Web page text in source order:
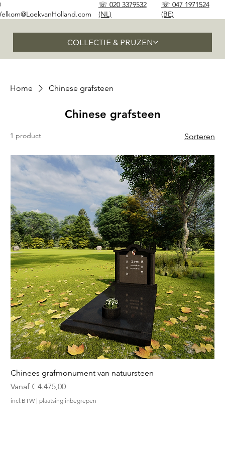
COLLECTIE & PRIJZEN
☏ 020 3379532
(NL)
☏ 047 1971524
(BE)
Home Chinese grafsteen
Chinese grafsteen
1 product Sorteren
Chinees grafmonument van natuursteen
Vanaf € 4.475,00
Verkoopprijs
incl.BTW | plaatsing inbegrepen